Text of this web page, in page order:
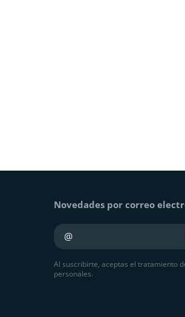
Novedades por correo
Su e-mail
Al suscribirte, aceptas el tratamiento
personales.